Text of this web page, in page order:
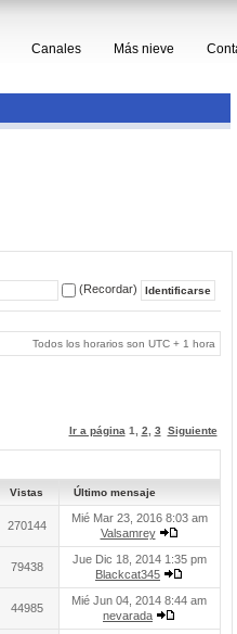
Canales Más nieve
(Recordar)
Todos los horarios son UTC + 1 hora
Ir a página 1 2 3 Siguiente
Vistas Último mensaje
270144
Mié Mar 23, 2016 8:03 am
Valsamrey
79438
Jue Dic 18, 2014 1:35 pm
Blackcat345
44985
Mié Jun 04, 2014 8:44 am
nevarada